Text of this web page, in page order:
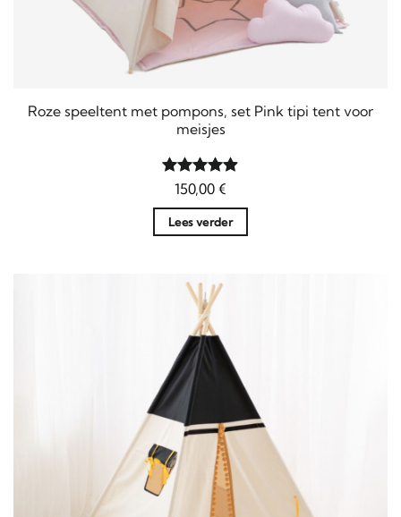
Roze speeltent met pompons, set Pink tipi tent voor
meisjes
Gewaardeerd
150,00 €
Lees verder